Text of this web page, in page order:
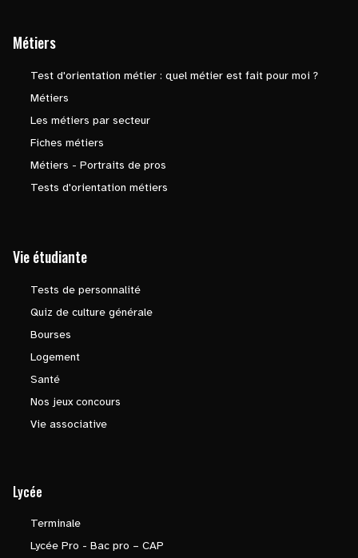
Métiers
Test d'orientation métier : quel métier est fait pour moi ?
Métiers
Les métiers par secteur
Fiches métiers
Métiers - Portraits de pros
Tests d'orientation métiers
Vie étudiante
Tests de personnalité
Quiz de culture générale
Bourses
Logement
Santé
Nos jeux concours
Vie associative
Lycée
Terminale
Lycée Pro - Bac pro – CAP